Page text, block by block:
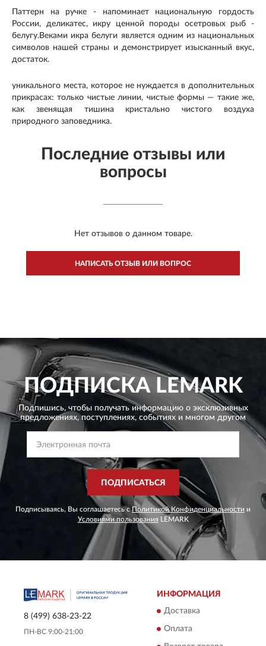
Паттерн на ручке - напоминает национальную гордость
России, деликатес, икру ценной породы осетровых рыб -
белугу.Веками икра белуги является одним из национальных
символов нашей страны и демонстрирует изысканный вкус,
достаток.
уникального места, которое не нуждается в дополнительных
прикрасах: только чистые линии, чистые формы — такие же,
как звенящая тишина кристально чистого воздуха
природного заповедника.
Последние отзывы или
вопросы
Нет отзывов о данном товаре.
НАПИСАТЬ ОТЗЫВ ИЛИ ВОПРОС
ПОДПИСКАLEMARK
Подпишись, чтобы получать информацию о эксклюзивных
предложениях, поступлениях, событиях и многом другом
ПОДПИСАТЬСЯ
Подписываясь, Вы соглашаетесь сПолитикой Конфиденциальности и
Условиями пользования LEMARK
8 (499) 638-23-22
ПН-ВС 9:00-21:00
ИНФОРМАЦИЯ
Доставка
Оплата